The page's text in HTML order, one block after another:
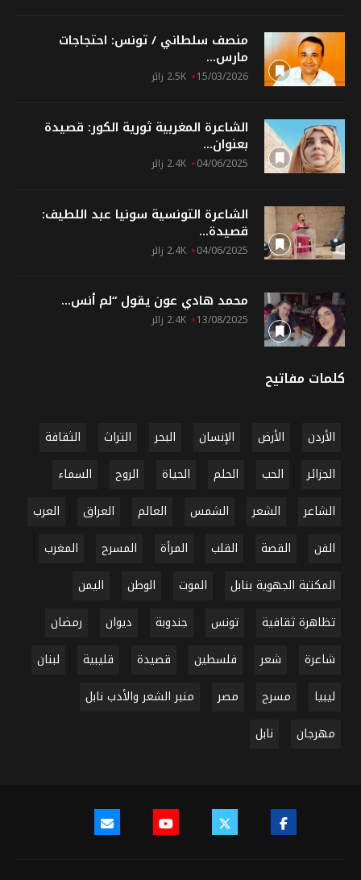
منصف سلطاني / تونس: احتجاجات
مارس...
15/03/2026 2.5K زائر
الشاعرة المغربية ثورية الكور: قصيدة
بعنوان...
04/06/2025 2.4K زائر
الشاعرة التونسية سونيا عبد اللطيف:
قصيدة...
04/06/2025 2.4K زائر
محمد هادي عون يقول “لم أنس...
13/08/2025 2.4K زائر
كلمات مفاتيح
الأردن الأرض الإنسان البحر التراث
الثقافة
الجزائر
الحب الحلم الحياة الروح
السماء
الشاعر
الشعر الشمس العالم العراق
العرب
الفن
القصة القلب المرأة المسرح
المغرب
المكتبة الجهوية بنابل
الموت الوطن
اليمن
تظاهرة ثقافية
تونس جندوبة ديوان
رمضان
شاعرة
شعر فلسطين قصيدة قليبية
لبنان
ليبيا
مسرح مصر
منبر الشعر والأدب نابل
مهرجان
نابل